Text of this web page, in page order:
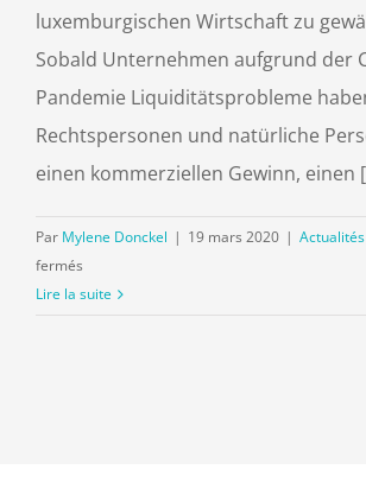
luxemburgischen Wirtschaft zu
Sobald Unternehmen aufgrund der
Pandemie Liquiditätsprobleme
Rechtspersonen und natürliche
einen kommerziellen Gewinn, einen
Par Mylene Donckel | 19 mars 2020 | Actualités
fermés
Unterstützungsmaßnahmen
Lire la suite